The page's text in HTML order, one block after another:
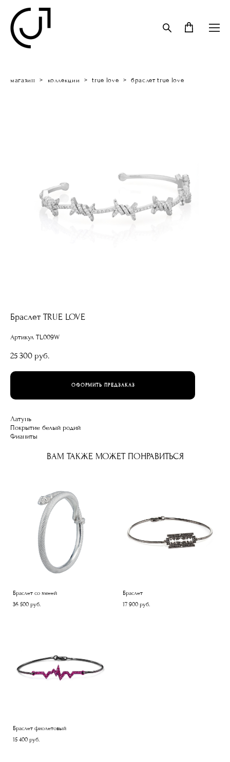
магазин > коллекции > true love > браслет true love
Браслет TRUE LOVE
Артикул TL009W
25 300 pуб.
ОФОРМИТЬ ПРЕДЗАКАЗ
Латунь
Покрытие белый родий
Фианиты
ВАМ ТАКЖЕ МОЖЕТ ПОНРАВИТЬСЯ
Браслет со змеей
36 500 pуб.
Браслет
17 900 pуб.
Браслет фиолетовый
15 400 pуб.